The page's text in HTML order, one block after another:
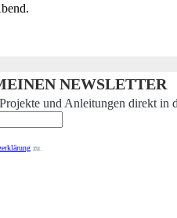
NEWSLETTER
und Anleitungen direkt in
zu.